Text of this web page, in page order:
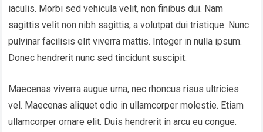
iaculis. Morbi sed vehicula velit, non finibus dui. Nam
sagittis velit non nibh sagittis, a volutpat dui tristique. Nunc
pulvinar facilisis elit viverra mattis. Integer in nulla ipsum.
Donec hendrerit nunc sed tincidunt suscipit.
Maecenas viverra augue urna, nec rhoncus risus ultricies
vel. Maecenas aliquet odio in ullamcorper molestie. Etiam
ullamcorper ornare elit. Duis hendrerit in arcu eu congue.